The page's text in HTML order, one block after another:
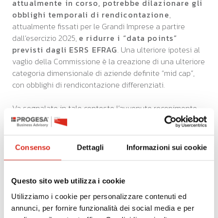
Consenso Dettagli Informazioni sui cookie
Questo sito web utilizza i cookie
Utilizziamo i cookie per personalizzare contenuti ed
annunci, per fornire funzionalità dei social media e per
attualmente in corso, potrebbe dilazionare gli
obblighi temporali di rendicontazione,
attualmente fissati per le Grandi Imprese a partire
dall’esercizio 2025, e ridurre i “data points”
previsti dagli ESRS EFRAG. Una ulteriore ipotesi al
vaglio della Commissione è la creazione di una ulteriore
categoria dimensionale di aziende definite “mid cap”,
con obblighi di rendicontazione differenziati.
Va segnalato in tale contesto l’avvenuto recepimento
della direttiva CSRD da parte dello Stato Italiano con il
D. Lgs. 125/2024, contrariamente ad altri Stati europei: in
attesa di notizie ufficiali e visto l’avvicinarsi del termine
temporale originariamente stabilito,
valutando nel caso le opportune
inserimento in nota integrativa e
asseverazione.